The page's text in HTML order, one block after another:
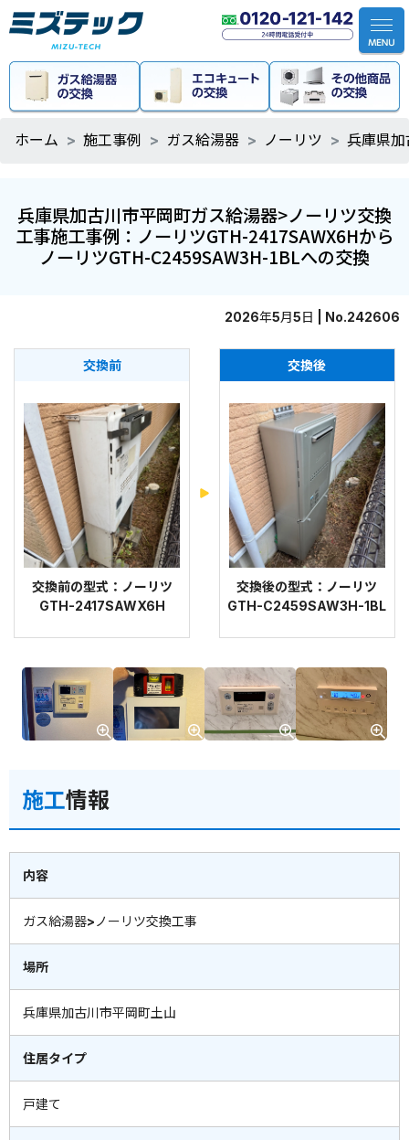
ホーム 施工事例 ガス給湯器 ノーリツ 兵庫県
兵庫県加古川市平岡町ガス給湯器>ノーリツ交換
工事施工事例：ノーリツGTH-2417SAWX6Hから
ノーリツGTH-C2459SAW3H-1BLへの交換
2026年5月5日 | No.242606
交換前
交換前の型式：ノーリツ
GTH-2417SAWX6H
交換後
交換後の型式：ノーリツ
GTH-C2459SAW3H-1BL
施工情報
内容
ガス給湯器>ノーリツ交換工事
場所
兵庫県加古川市平岡町土山
住居タイプ
戸建て